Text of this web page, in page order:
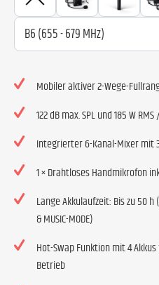
Mobiler aktiver 2-Wege-
122 dB max. SPL und 185 W
Integrierter 6-Kanal-Mixer mit
1 × Drahtloses Handmikrofon
Lange Akkulaufzeit: Bis zu 50
& MUSIC-MODE)
Hot-Swap Funktion mit 4
Betrieb